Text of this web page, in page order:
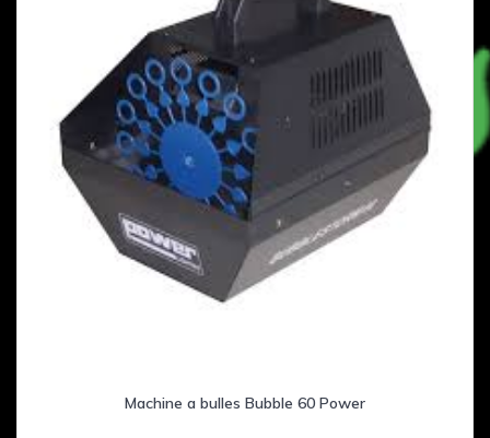
Machine a bulles Bubble 60 Power